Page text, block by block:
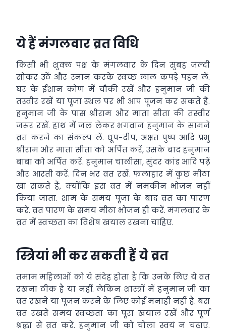
ये हैं मंगलवार व्रत विधि
किसी भी शुक्ल पक्ष के मंगलवार के दिन सुबह जल्दी
सोकर उठें और स्नान करके स्वच्छ लाल कपड़े पहन लें.
घर के ईशान कोण में चौकी रखें और हनुमान जी की
तस्वीर रखें या पूजा स्थल पर भी आप पूजन कर सकते हैं.
हनुमान जी के पास श्रीराम और माता सीता की तस्वीर
जरूर रखें. हाथ में जल लेकर भगवान हनुमान के सामने
व्रत करने का संकल्प लें. धूप-दीप, अक्षत पुष्प आदि प्रभु
श्रीराम और माता सीता को अर्पित करें, उसके बाद हनुमान
बाबा को अर्पित करें. हनुमान चालीसा, सुंदर कांड आदि पढ़ें
और आरती करें. दिन भर व्रत रखें. फलाहार में कुछ मीठा
खा सकते हैं, क्योंकि इस व्रत में नमकीन भोजन नहीं
किया जाता. शाम के समय पूजा के बाद व्रत का पारण
करें. व्रत पारण के समय मीठा भोजन ही करें. मंगलवार के
व्रत में स्वच्छता का विशेष खयाल रखना चाहिए.
स्त्रियां भी कर सकती हैं ये व्रत
तमाम महिलाओं को ये संदेह होता है कि उनके लिए ये व्रत
रखना ठीक है या नहीं. लेकिन शास्त्रों में हनुमान जी का
व्रत रखने या पूजन करने के लिए कोई मनाही नहीं है. बस
व्रत रखते समय स्वच्छता का पूरा खयाल रखें और पूर्ण
श्रद्धा से व्रत करें. हनुमान जी को चोला स्वयं न चढ़ाएं.